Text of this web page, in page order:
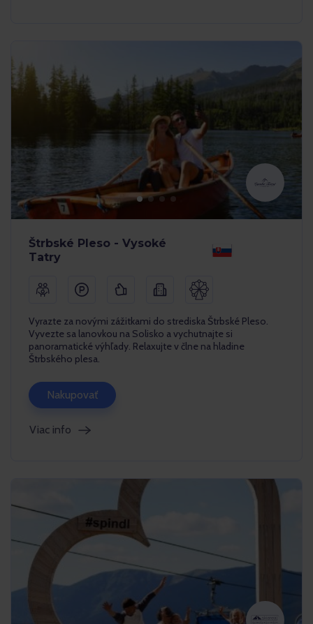
Štrbské Pleso - Vysoké
Tatry
Vyrazte za novými zážitkami do strediska Štrbské Pleso.
Vyvezte sa lanovkou na Solisko a vychutnajte si
panoramatické výhľady. Relaxujte v člne na hladine
Štrbského plesa.
Nakupovať
Viac info